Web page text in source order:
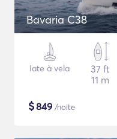
Bavaria C38
Iate à vela
37 ft
11 m
$849 /noite